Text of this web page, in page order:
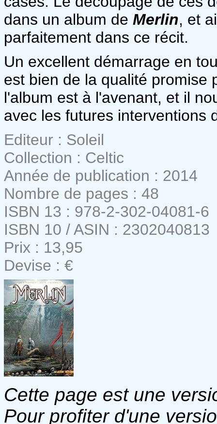
dans un album de Merlin, et
parfaitement dans ce récit.
Un excellent démarrage en
est bien de la qualité promise
l'album est à l'avenant, et il
avec les futures interventions
Editeur : Soleil
Collection : Celtic
Année de publication : 2014
Nombre de pages : 48
ISBN 13 : 978-2-302-04081-6
ISBN 10 / ASIN : 2302040813
Prix : 13,95
Devise : €
Cette page est une
Pour profiter d'une